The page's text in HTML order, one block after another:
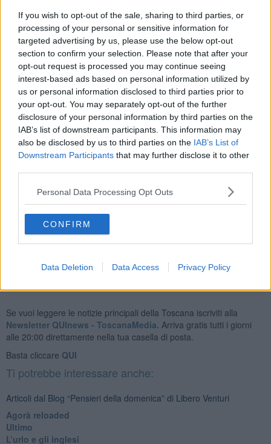
If you wish to opt-out of the sale, sharing to third parties, or
processing of your personal or sensitive information for
targeted advertising by us, please use the below opt-out
section to confirm your selection. Please note that after your
opt-out request is processed you may continue seeing
interest-based ads based on personal information utilized by
us or personal information disclosed to third parties prior to
your opt-out. You may separately opt-out of the further
disclosure of your personal information by third parties on the
IAB’s list of downstream participants. This information may
also be disclosed by us to third parties on the IAB’s List of
Downstream Participants that may further disclose it to other
Personal Data Processing Opt Outs
CONFIRM
Data Deletion Data Access Privacy Policy
dell’insulsa e vanesia notazione personale, l’importante sarebbe
che ciò riguardasse ognuno di noi. E tutti noi, insieme. Più o meno
audaci. Anche se è vero che “audaces fortuna iuvat”. Ma fa troppo
D’Annunzio, per i miei gusti. Che poi sarebbe “audentis”, Eneide. Di
Virgilio, quello che accompagnava e guidava Dante. Buona
domenica e buona fortuna.
Libero Venturi
Pontedera, 29 Marzo 2020
_____________________
Il 25 Marzo è stata la giornata designata per celebrare la figura di
sono dalla Divina Commedia, nell’ordine: Inferno canto XXXIV,
Purgatorio canto I e canto XVI, Inferno canto XXXIII, Paradiso canto
Libero Venturi
Se vuoi leggere le notizie principali della Toscana iscriviti alla
Newsletter QUInews - ToscanaMedia. Arriva gratis tutti i giorni
alle 20:00 direttamente nella tua casella di posta.
Basta cliccare QUI
Ti potrebbe interessare anche:
Articoli dal Blog “Pensieri della domenica” di Libero Venturi
​Agorà reloaded
Ultimo
​L’urlo e gli inglesi